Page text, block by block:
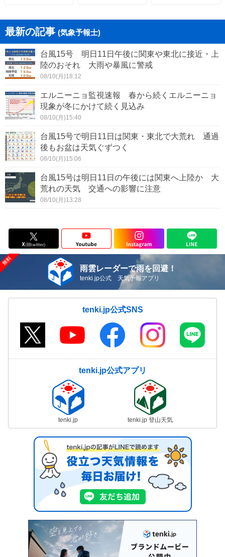
最新の記事 (気象予報士)
台風15号 明日11日午後に関東や東北に接近・上
陸のおそれ 大雨や暴風に警戒
08/10(月)18:12
エルニーニョ監視速報 春から続くエルニーニョ
現象が冬にかけて続く見込み
08/10(月)15:40
台風15号で明日11日は関東・東北で大荒れ 通過
後もお盆は天気ぐずつく
08/10(月)15:06
台風15号は明日11日の午後には関東へ上陸か 大
荒れの天気 交通への影響に注意
08/10(月)13:28
雨雲レーダーで雨を回避！
tenki.jp公式 天気予報アプリ
tenki.jp公式SNS
tenki.jp公式アプリ
tenki.jp tenki.jp 登山天気